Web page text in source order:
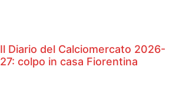
Il Diario del Calciomercato 2026-
27: colpo in casa Fiorentina